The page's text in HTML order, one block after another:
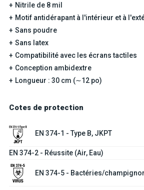
Nitrile de 8 mil
Motif antidérapant à l'intérieur et à
Sans poudre
Sans latex
Compatibilité avec les écrans tactiles
Conception ambidextre
Longueur : 30 cm (∼12 po)
Cotes de protection
EN 374-1 - Type B, JKPT
EN 374-2 - Réussite (Air, Eau)
EN 374-5 - Bactéries/